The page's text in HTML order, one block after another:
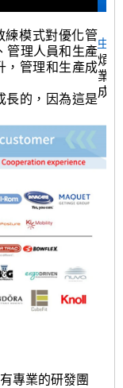
練模式對優化管
管理人員和生產
，管理和生產成
長的，因為這是
中國
煩
業
成。
專業的研發團